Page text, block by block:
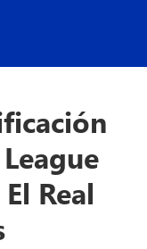
Real